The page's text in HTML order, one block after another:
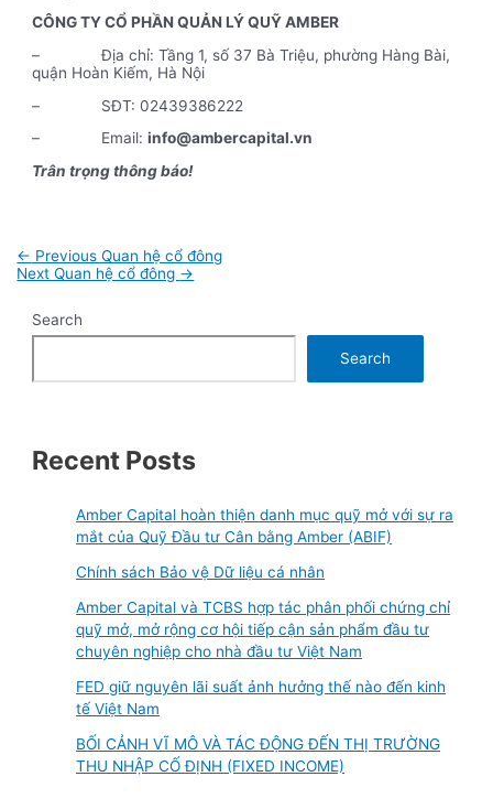
CÔNG TY CỔ PHẦN QUẢN LÝ QUỸ AMBER
– Địa chỉ: Tầng 1, số 37 Bà Triệu, phường Hàng Bài,
quận Hoàn Kiếm, Hà Nội
– SĐT: 02439386222
– Email:info@ambercapital.vn
Trân trọng thông báo!
Post
navigation
← Previous Quan hệ cổ đông
Next Quan hệ cổ đông →
Search
Search
Recent Posts
Amber Capital hoàn thiện danh mục quỹ mở với sự ra
mắt của Quỹ Đầu tư Cân bằng Amber (ABIF)
Chính sách Bảo vệ Dữ liệu cá nhân
Amber Capital và TCBS hợp tác phân phối chứng chỉ
quỹ mở, mở rộng cơ hội tiếp cận sản phẩm đầu tư
chuyên nghiệp cho nhà đầu tư Việt Nam
FED giữ nguyên lãi suất ảnh hưởng thế nào đến kinh
tế Việt Nam
BỐI CẢNH VĨ MÔ VÀ TÁC ĐỘNG ĐẾN THỊ TRƯỜNG
THU NHẬP CỐ ĐỊNH (FIXED INCOME)